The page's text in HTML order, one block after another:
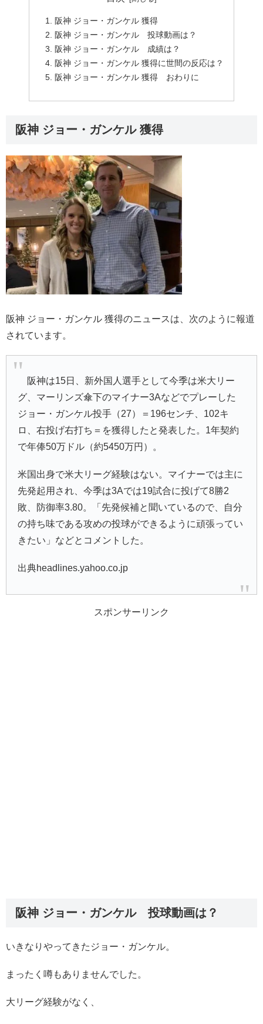
阪神 ジョー・ガンケル 獲得
阪神 ジョー・ガンケル 投球動画は？
阪神 ジョー・ガンケル 成績は？
阪神 ジョー・ガンケル 獲得に世間の反応は？
阪神 ジョー・ガンケル 獲得 おわりに
阪神 ジョー・ガンケル 獲得
阪神 ジョー・ガンケル 獲得のニュースは、次のように報道
されています。
阪神は15日、新外国人選手として今季は米大リー
グ、マーリンズ傘下のマイナー3Aなどでプレーした
ジョー・ガンケル投手（27）＝196センチ、102キ
ロ、右投げ右打ち＝を獲得したと発表した。1年契約
で年俸50万ドル（約5450万円）。
米国出身で米大リーグ経験はない。マイナーでは主に
先発起用され、今季は3Aでは19試合に投げて8勝2
敗、防御率3.80。「先発候補と聞いているので、自分
の持ち味である攻めの投球ができるように頑張ってい
きたい」などとコメントした。
出典headlines.yahoo.co.jp
スポンサーリンク
阪神 ジョー・ガンケル 投球動画は？
いきなりやってきたジョー・ガンケル。
まったく噂もありませんでした。
大リーグ経験がなく、